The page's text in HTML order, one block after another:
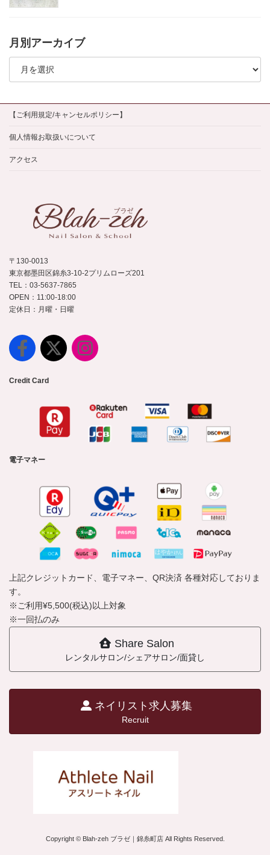
月別アーカイブ
月
イ
ブ
【ご利用規定/キャンセルポリシー】
個人情報お取扱いについて
アクセス
〒130-0013
東京都墨田区錦糸3-10-2プリムローズ201
TEL：03-5637-7865
OPEN：11:00-18:00
定休日：月曜・日曜
Credit Card
電子マネー
上記クレジットカード、電子マネー、QR決済 各種対応しておりま
す。
※ご利用¥5,500(税込)以上対象
※一回払のみ
Share Salon
レンタルサロン/シェアサロン/面貸し
ネイリスト求人募集
Recruit
Copyright © Blah-zeh ブラゼ｜錦糸町店 All Rights Reserved.